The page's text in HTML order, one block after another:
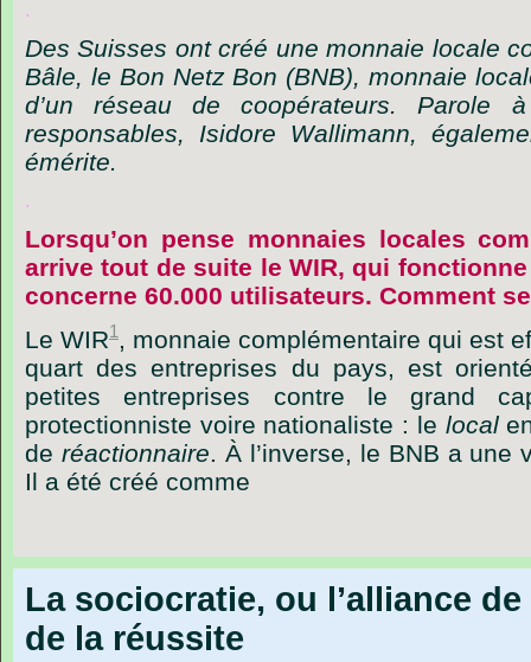
.
Des Suisses ont créé une monnaie locale
Bâle, le Bon Netz Bon (BNB), monnaie
d’un réseau de coopérateurs. Parole
responsables, Isidore Wallimann,
émérite.
.
Lorsqu’on pense monnaies locales
arrive tout de suite le WIR, qui
concerne 60.000 utilisateurs. Comment
Le WIR1 , monnaie complémentaire qui est
quart des entreprises du pays, est
petites
entreprises contre le grand
protectionniste voire nationaliste : le local
de réactionnaire. À l’inverse, le BNB a une
Il a été créé comme
La sociocratie, ou l’alliance
de la réussite